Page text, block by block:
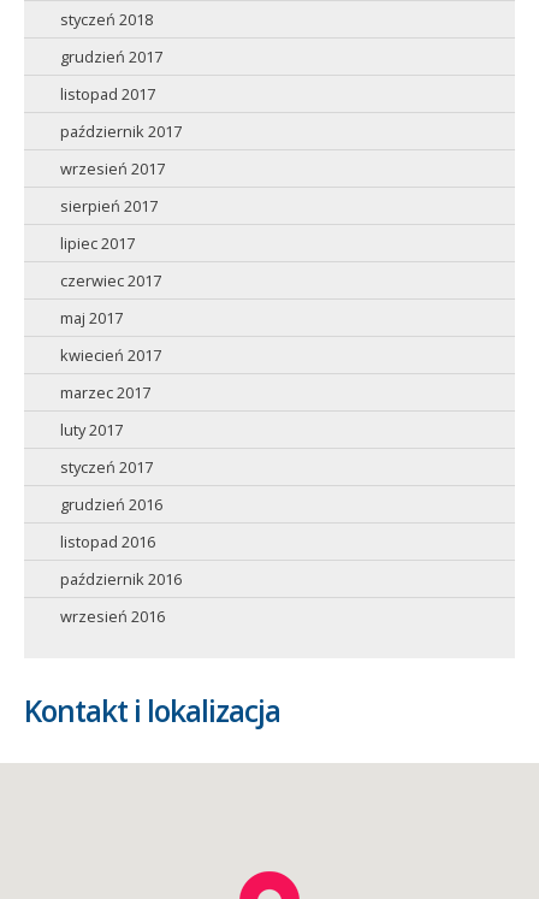
styczeń 2018
grudzień 2017
listopad 2017
październik 2017
wrzesień 2017
sierpień 2017
lipiec 2017
czerwiec 2017
maj 2017
kwiecień 2017
marzec 2017
luty 2017
styczeń 2017
grudzień 2016
listopad 2016
październik 2016
wrzesień 2016
Kontakt i lokalizacja